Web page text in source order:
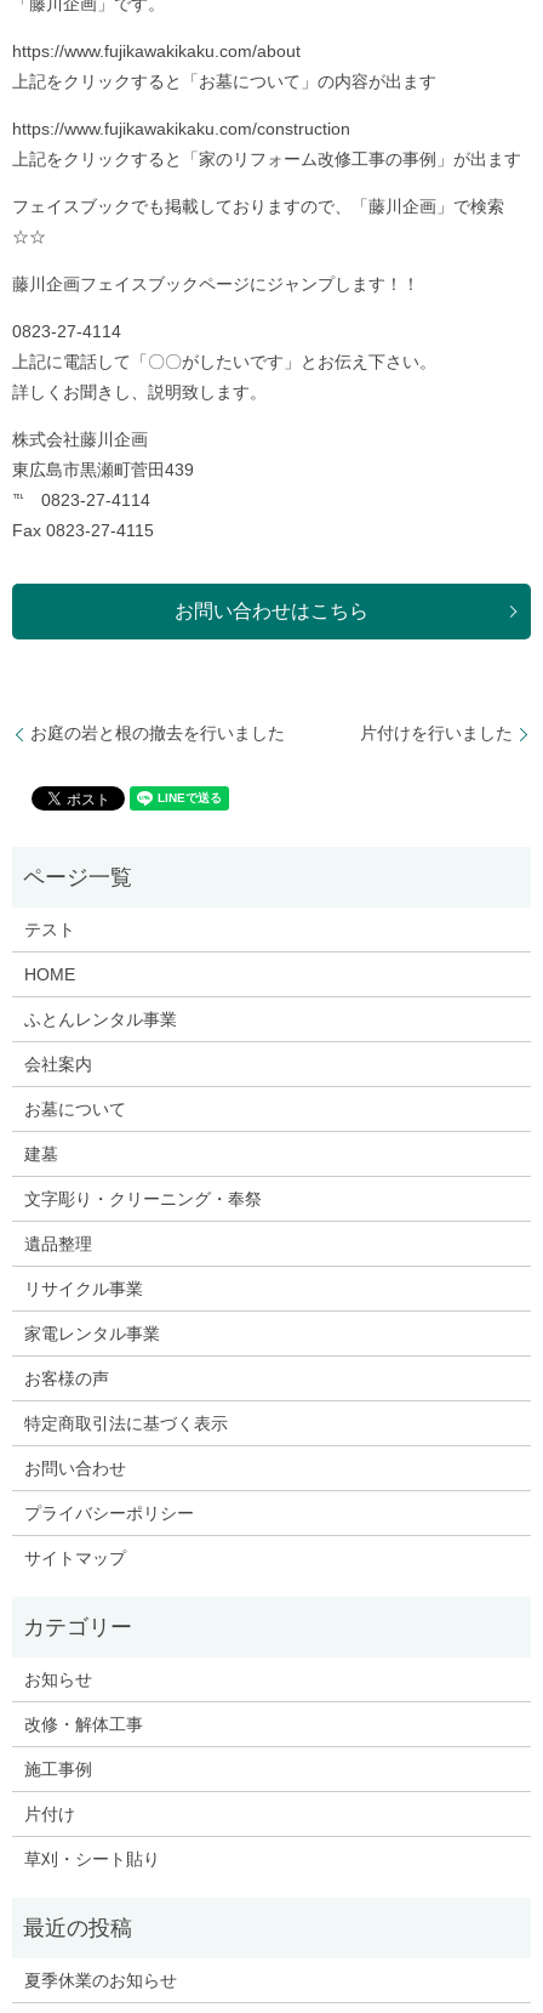
https://www.fujikawakikaku.com/about
上記をクリックすると「お墓について」の内容が出ます
https://www.fujikawakikaku.com/construction
上記をクリックすると「家のリフォーム改修工事の事例」が出ます
フェイスブックでも掲載しておりますので、「藤川企画」で検索
☆☆
藤川企画フェイスブックページにジャンプします！！
0823-27-4114
上記に電話して「〇〇がしたいです」とお伝え下さい。
詳しくお聞きし、説明致します。
株式会社藤川企画
東広島市黒瀬町菅田439
℡ 0823-27-4114
Fax 0823-27-4115
お問い合わせはこちら
お庭の岩と根の撤去を行いました 片付けを行いました
テスト
HOME
ふとんレンタル事業
会社案内
お墓について
建墓
文字彫り・クリーニング・奉祭
遺品整理
リサイクル事業
家電レンタル事業
お客様の声
特定商取引法に基づく表示
お問い合わせ
プライバシーポリシー
サイトマップ
お知らせ
改修・解体工事
施工事例
片付け
草刈・シート貼り
夏季休業のお知らせ